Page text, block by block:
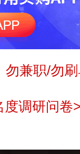
勿兼职/勿
调研问卷